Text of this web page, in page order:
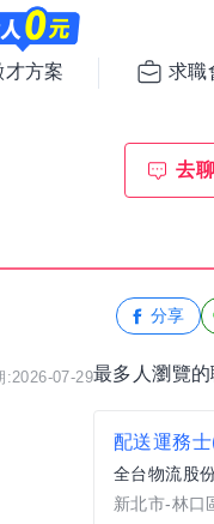
才方案 求職
去
:2026-07-29
分享
最多人瀏覽
全台物流股
新北市-林口